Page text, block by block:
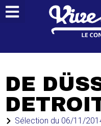
DE
Sélection du 06/11/